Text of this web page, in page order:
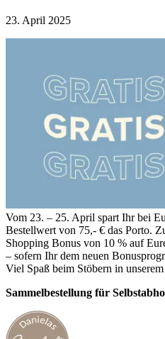
23. April 2025
Vom 23. – 25. April spart Ihr bei
Bestellwert von 75,- € das Porto.
Shopping Bonus von 10 % auf
– sofern Ihr dem neuen
Viel Spaß beim Stöbern in unserem
Sammelbestellung für